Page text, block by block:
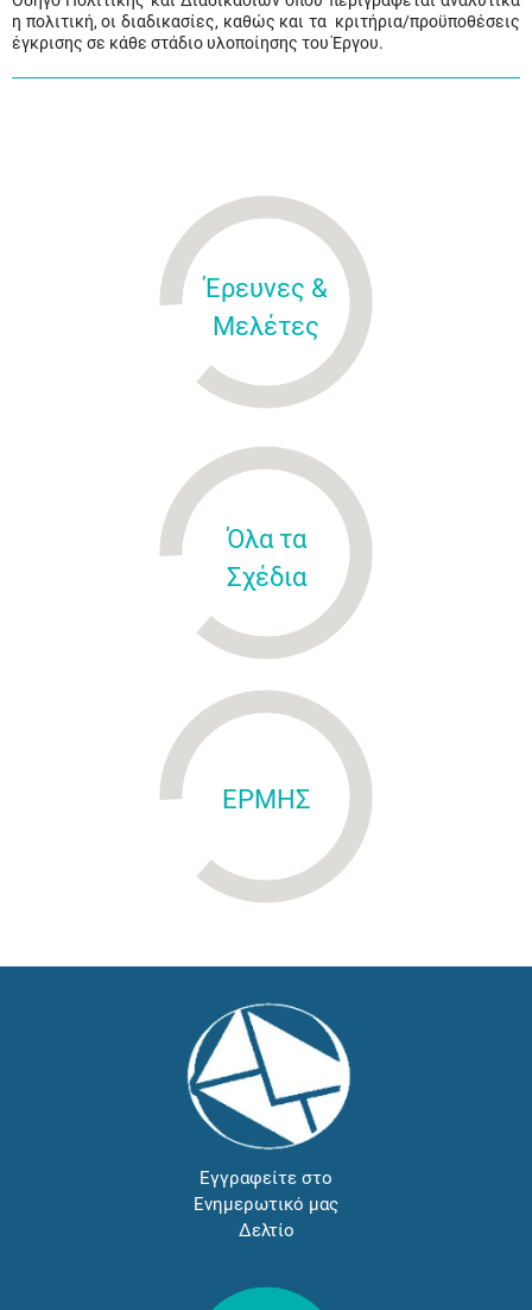
η πολιτική, οι διαδικασίες, καθώς και τα κριτήρια/προϋποθέσεις
έγκρισης σε κάθε στάδιο υλοποίησης του Έργου.
Έρευνες &
Μελέτες
Όλα τα
Σχέδια
ΕΡΜΗΣ
Εγγραφείτε στο
Ενημερωτικό μας
Δελτίο